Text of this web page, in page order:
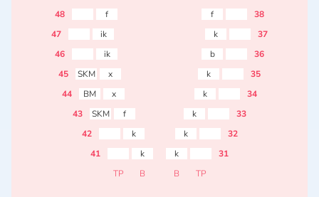
48 f f
38
47
ik k
37
46
ik b
36
45
SKM x k
35
44
BM x k
34
43
SKM f k
33
42
k k
32
41
k k
31
TP
B B TP